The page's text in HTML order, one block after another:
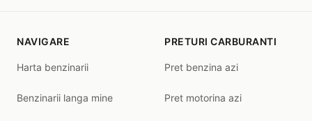
NAVIGARE
Harta benzinarii
Benzinarii langa mine
PRETURI CARBURANTI
Pret benzina azi
Pret motorina azi